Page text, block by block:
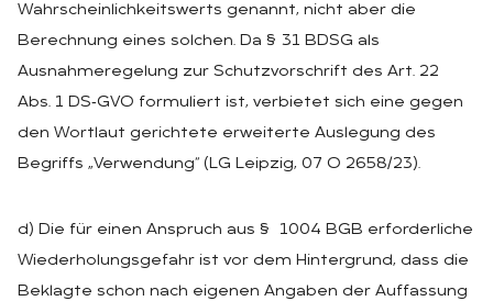
Wahrscheinlichkeitswerts genannt, nicht aber die
Berechnung eines solchen. Da § 31 BDSG als
Ausnahmeregelung zur Schutzvorschrift des Art. 22
Abs. 1 DS‑GVO formuliert ist, verbietet sich eine gegen
den Wortlaut gerichtete erweiterte Auslegung des
Begriffs „Verwendung“ (LG Leipzig, 07 O 2658/23).
d) Die für einen Anspruch aus § 1004 BGB erforderliche
Wiederholungsgefahr ist vor dem Hintergrund, dass die
Beklagte schon nach eigenen Angaben der Auffassung